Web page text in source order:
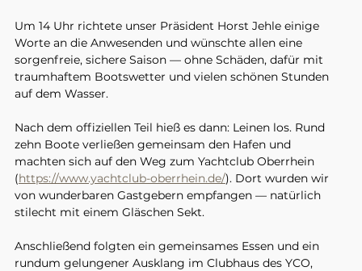
Um 14 Uhr richtete unser Präsident Horst Jehle einige
Worte an die Anwesenden und wünschte allen eine
sorgenfreie, sichere Saison — ohne Schäden, dafür mit
traumhaftem Bootswetter und vielen schönen Stunden
auf dem Wasser.
Nach dem offiziellen Teil hieß es dann: Leinen los. Rund
zehn Boote verließen gemeinsam den Hafen und
machten sich auf den Weg zum Yachtclub Oberrhein
(https://www.yachtclub-oberrhein.de/). Dort wurden wir
von wunderbaren Gastgebern empfangen — natürlich
stilecht mit einem Gläschen Sekt.
Anschließend folgten ein gemeinsames Essen und ein
rundum gelungener Ausklang im Clubhaus des YCO,